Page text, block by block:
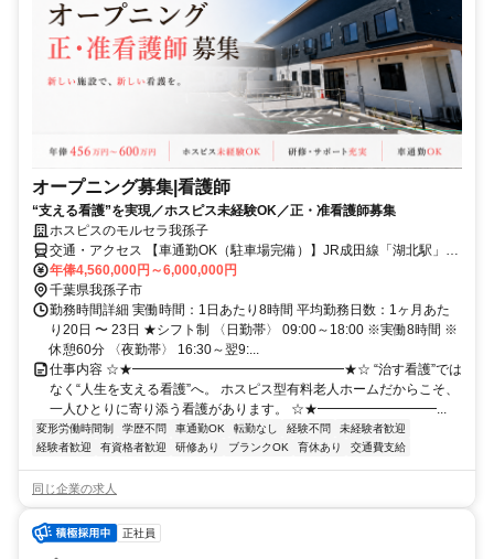
オープニング募集|看護師
“支える看護”を実現／ホスピス未経験OK／正・准看護師募集
ホスピスのモルセラ我孫子
交通・アクセス 【車通勤OK（駐車場完備）】JR成田線「湖北駅」北
口徒歩13分、国道356号線沿い（セブンイレブン我孫子中里店の横）
年俸4,560,000円～6,000,000円
千葉県我孫子市
勤務時間詳細 実働時間：1日あたり8時間 平均勤務日数：1ヶ月あた
り20日 〜 23日 ★シフト制 〈日勤帯〉 09:00～18:00 ※実働8時間 ※
休憩60分 〈夜勤帯〉 16:30～翌9:...
仕事内容 ☆★━━━━━━━━━━━━━━━━★☆ “治す看護”では
なく“人生を支える看護”へ。 ホスピス型有料老人ホームだからこそ、
一人ひとりに寄り添う看護があります。 ☆★━━━━━━━━━...
変形労働時間制 学歴不問 車通勤OK 転勤なし 経験不問
未経験者歓迎
経験者歓迎
有資格者歓迎 研修あり ブランクOK 育休あり 交通費支給
同じ企業の求人
正社員